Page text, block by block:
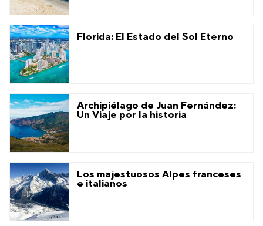
Florida: El Estado del Sol Eterno
Archipiélago de Juan Fernández:
Un Viaje por la historia
Los majestuosos Alpes franceses
e italianos